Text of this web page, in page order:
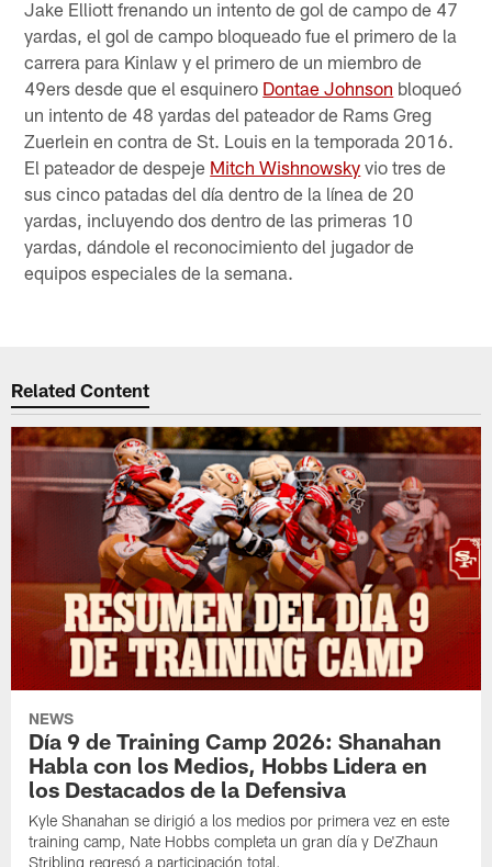
Jake Elliott frenando un intento de gol de campo de 47
yardas, el gol de campo bloqueado fue el primero de la
carrera para Kinlaw y el primero de un miembro de
49ers desde que el esquinero Dontae Johnson bloqueó
un intento de 48 yardas del pateador de Rams Greg
Zuerlein en contra de St. Louis en la temporada 2016.
El pateador de despeje Mitch Wishnowsky vio tres de
sus cinco patadas del día dentro de la línea de 20
yardas, incluyendo dos dentro de las primeras 10
yardas, dándole el reconocimiento del jugador de
equipos especiales de la semana.
Related Content
NEWS
Día 9 de Training Camp 2026: Shanahan
Habla con los Medios, Hobbs Lidera en
los Destacados de la Defensiva
Kyle Shanahan se dirigió a los medios por primera vez en este
training camp, Nate Hobbs completa un gran día y De'Zhaun
Stribling regresó a participación total.